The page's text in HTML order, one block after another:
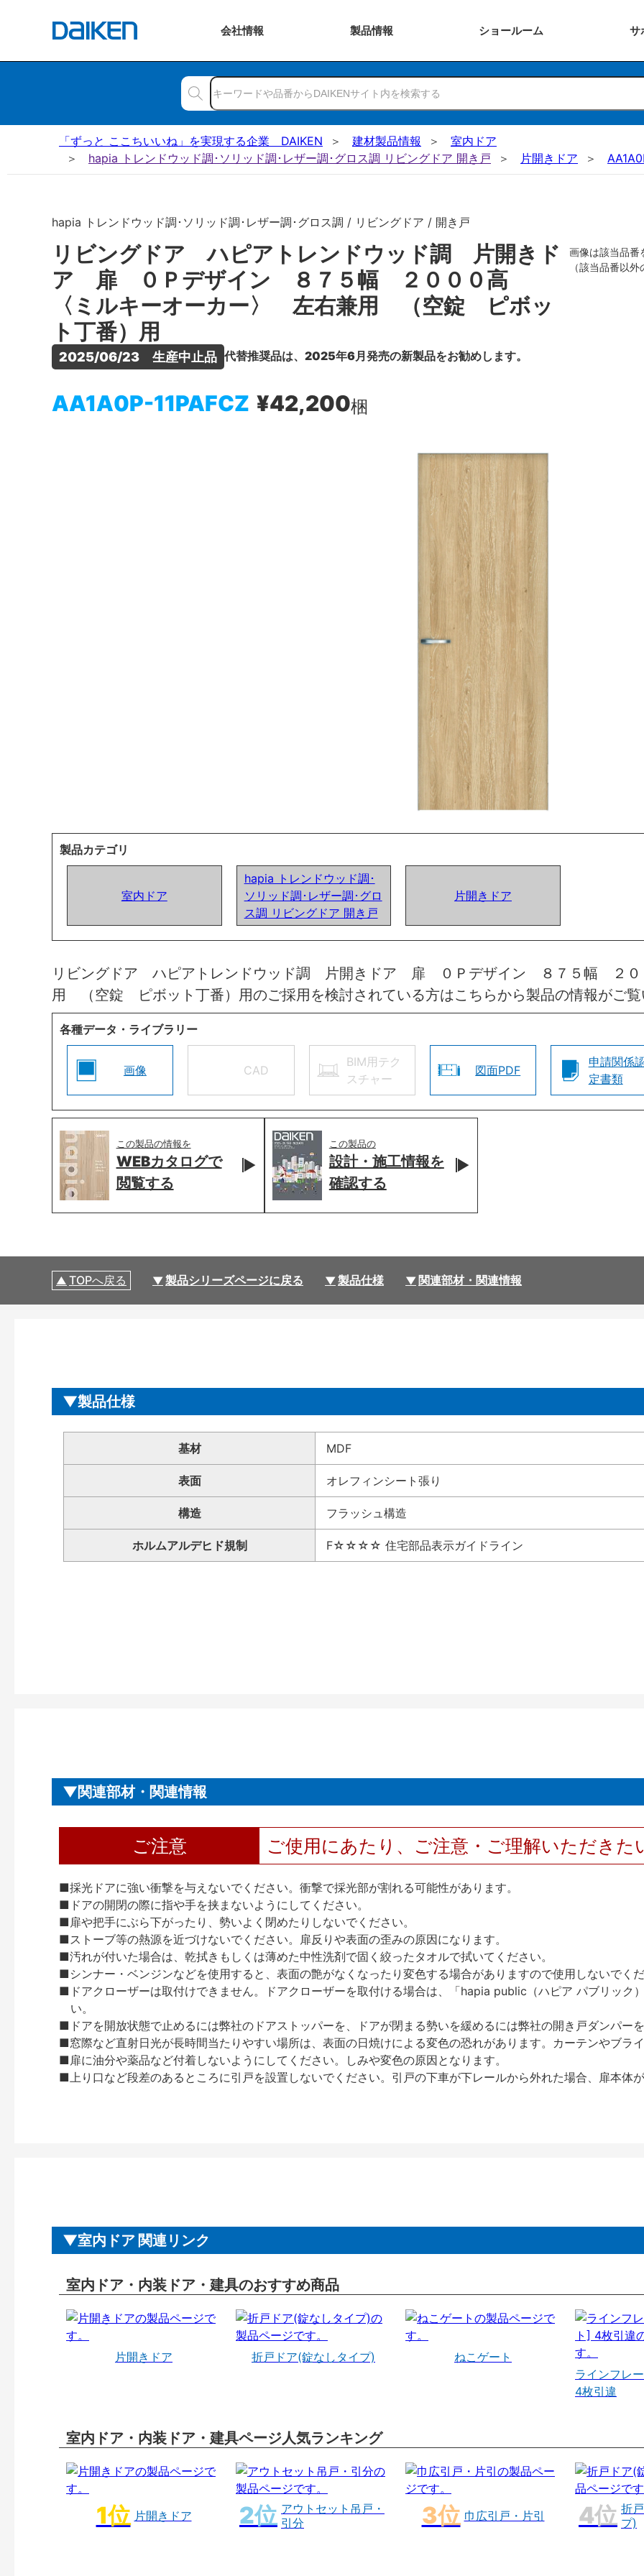
会社情報 製品情報 ショールーム サ
「ずっと ここちいいね」を実現する企業 DAIKEN 建材製品情報
室内ドア
hapia トレンドウッド調･ソリッド調･レザー調･グロス調 リビングドア 開き戸
片開きドア
hapia トレンドウッド調･ソリッド調･レザー調･グロス調 / リビングドア / 開き戸
リビングドア ハピアトレンドウッド調 片開きド
ア 扉 ０Ｐデザイン ８７５幅 ２０００高
〈ミルキーオーカー〉 左右兼用 （空錠 ピボッ
ト丁番）用
2025/06/23　生産中止品 代替推奨品は、2025年6月発売の新製品をお勧めします。
AA1A0P-11PAFCZ ¥42,200梱
画像は該当品番
（該当品番以
製品カテゴリ
室内ドア
hapia トレンドウッド調･
ソリッド調･レザー調･グロ
ス調 リビングドア 開き戸
片開きドア
リビングドア ハピアトレンドウッド調 片開きドア 扉 ０Ｐデザイン ８７５幅 ２
用 （空錠 ピボット丁番）用のご採用を検討されている方はこちらから製品の情報がご覧
各種データ・ライブラリー
画像 CAD
BIM用テク
スチャー
図面PDF
申請関係
定書類
この製品の情報を
WEBカタログで
閲覧する
この製品の
設計・施工情報を
確認する
TOPへ戻る 製品シリーズページに戻る 製品仕様 関連部材・関連情報
製品仕様
基材 MDF
表面 オレフィンシート張り
構造 フラッシュ構造
ホルムアルデヒド規制 F☆☆☆☆ 住宅部品表示ガイドライン
関連部材・関連情報
ご注意 ご使用にあたり、ご注意・ご理解いただきた
■採光ドアに強い衝撃を与えないでください。衝撃で採光部が割れる可能性があります。
■ドアの開閉の際に指や手を挟まないようにしてください。
■扉や把手にぶら下がったり、勢いよく閉めたりしないでください。
■ストーブ等の熱源を近づけないでください。扉反りや表面の歪みの原因になります。
■汚れが付いた場合は、乾拭きもしくは薄めた中性洗剤で固く絞ったタオルで拭いてください。
■シンナー・ベンジンなどを使用すると、表面の艶がなくなったり変色する場合がありますので使用しないでく
■ドアクローザーは取付けできません。ドアクローザーを取付ける場合は、「hapia public（ハピア パブリック
い。
■ドアを開放状態で止めるには弊社のドアストッパーを、ドアが閉まる勢いを緩めるには弊社の開き戸ダンパー
■窓際など直射日光が長時間当たりやすい場所は、表面の日焼けによる変色の恐れがあります。カーテンやブラ
■扉に油分や薬品など付着しないようにしてください。しみや変色の原因となります。
■上り口など段差のあるところに引戸を設置しないでください。引戸の下車が下レールから外れた場合、扉本体
室内ドア 関連リンク
室内ドア・内装ドア・建具のおすすめ商品
片開きドア 折戸ドア(錠なしタイプ)
ねこゲート
ラインフレ
4枚引違
室内ドア・内装ドア・建具ページ人気ランキング
片開きドア
アウトセット吊戸・
引分
巾広引戸・片引
折
プ)